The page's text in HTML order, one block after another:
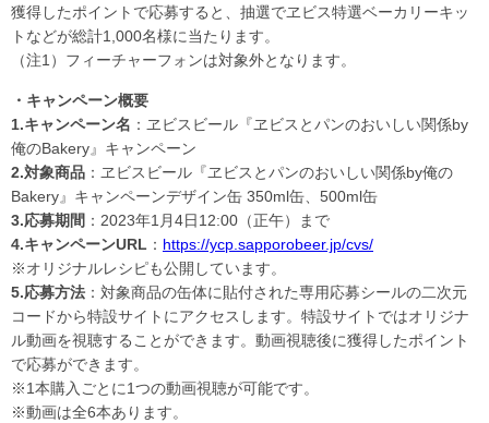
獲得したポイントで応募すると、抽選でヱビス特選ベーカリーキッ
トなどが総計1,000名様に当たります。
（注1）フィーチャーフォンは対象外となります。
・キャンペーン概要
1.キャンペーン名 ：ヱビスビール『ヱビスとパンのおいしい関係by
俺のBakery』キャンペーン
2.対象商品 ：ヱビスビール『ヱビスとパンのおいしい関係by俺の
Bakery』キャンペーンデザイン缶 350ml缶、500ml缶
3.応募期間 ：2023年1月4日12:00（正午）まで
4.キャンペーンURL ： https://ycp.sapporobeer.jp/cvs/
※オリジナルレシピも公開しています。
5.応募方法 ：対象商品の缶体に貼付された専用応募シールの二次元
コードから特設サイトにアクセスします。特設サイトではオリジナ
ル動画を視聴することができます。動画視聴後に獲得したポイント
で応募ができます。
※1本購入ごとに1つの動画視聴が可能です。
※動画は全6本あります。